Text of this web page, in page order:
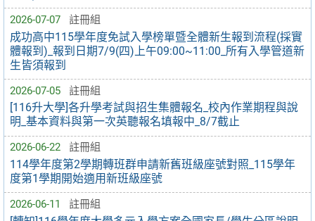
2026-07-07 註冊組
成功高中115學年度免試入學榜單暨全體新生報到流程(採實
體報到)_報到日期7/9(四)上午09:00~11:00_所有入學管道新
生皆須報到
2026-07-05 註冊組
[116升大學]各升學考試與招生集體報名_校內作業期程與說
明_基本資料與第一次英聽報名填報中_8/7截止
2026-06-22 註冊組
114學年度第2學期轉班群申請新舊班級座號對照_115學年
度第1學期開始適用新班級座號
2026-06-11 註冊組